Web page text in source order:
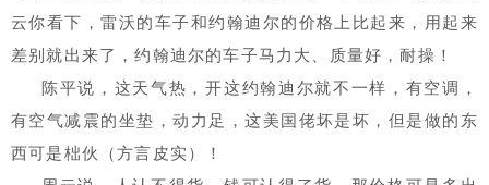
云你看下，雷沃的车子和约翰迪尔的价格上比起来，用起来
差别就出来了，约翰迪尔的车子马力大、质量好，耐操！
陈平说，这天气热，开这约翰迪尔就不一样，有空调，
有空气减震的坐垫，动力足，这美国佬坏是坏，但是做的东
西可是柮伙（方言皮实）！